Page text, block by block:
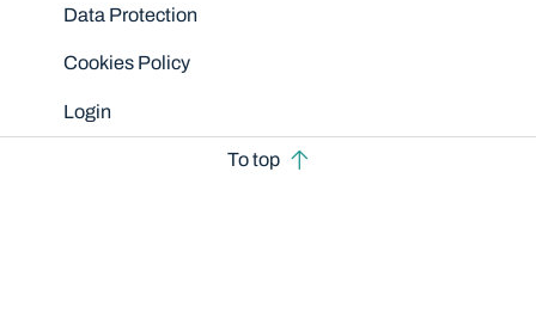
Data Protection
Cookies Policy
Login
To top